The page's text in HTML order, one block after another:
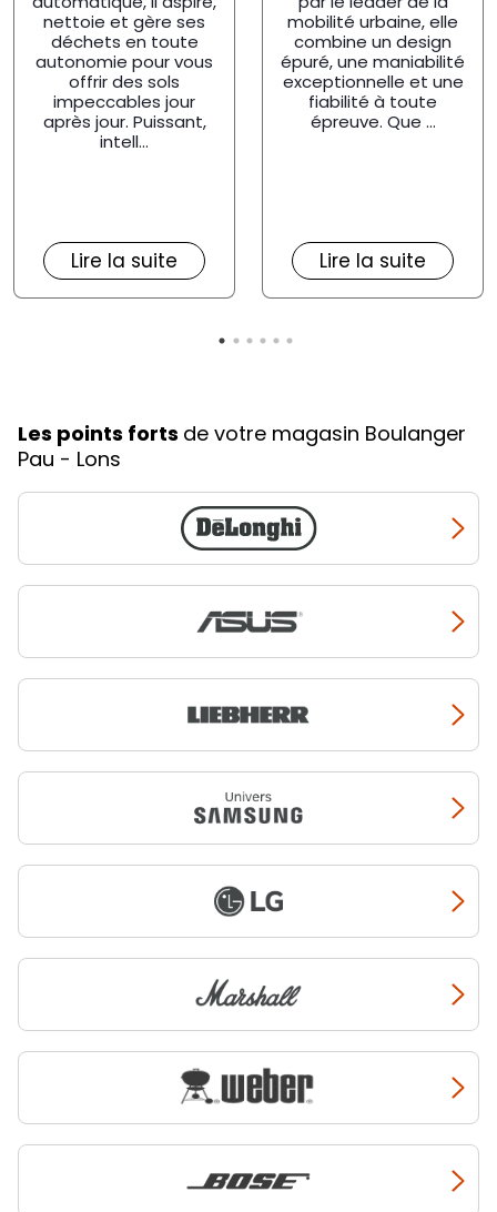
nettoie et gère ses
déchets en toute
autonomie pour vous
offrir des sols
impeccables jour
après jour. Puissant,
intell...
Lire la suite
mobilité urbaine, elle
combine un design
épuré, une maniabilité
exceptionnelle et une
fiabilité à toute
épreuve. Que ...
Lire la suite
Les points forts de votre magasin Boulanger
Pau - Lons